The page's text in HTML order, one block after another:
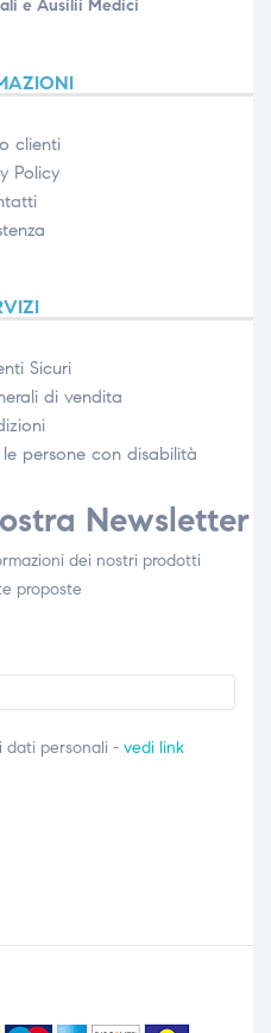
e Ausilii Medici
clienti
Policy
Sicuri
di vendita
persone con disabilità​
Newsletter
dei nostri prodotti
proposte
dati personali - vedi link